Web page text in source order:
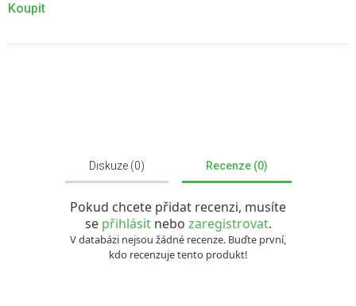
Koupit
Diskuze (0) Recenze (0)
Pokud chcete přidat recenzi, musíte
se přihlásit nebo zaregistrovat.
V databázi nejsou žádné recenze. Buďte první,
kdo recenzuje tento produkt!